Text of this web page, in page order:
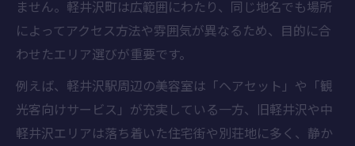
ません。軽井沢町は広範囲にわたり、同じ地名でも場所
によってアクセス方法や雰囲気が異なるため、目的に合
わせたエリア選びが重要です。
例えば、軽井沢駅周辺の美容室は「ヘアセット」や「観
光客向けサービス」が充実している一方、旧軽井沢や中
軽井沢エリアは落ち着いた住宅街や別荘地に多く、静か